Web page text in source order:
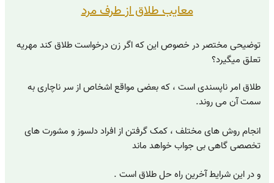
معایب طلاق از طرف مرد
توضیحی مختصر در خصوص این که اگر زن درخواست طلاق کند مهریه
تعلق میگیرد؟
طلاق امر ناپسندی است ، که بعضی مواقع اشخاص از سر ناچاری به
سمت آن می روند.
انجام روش های مختلف ، کمک گرفتن از افراد دلسوز و مشورت های
تخصصی گاهی بی جواب خواهد ماند
و در این شرایط آخرین راه حل طلاق است .